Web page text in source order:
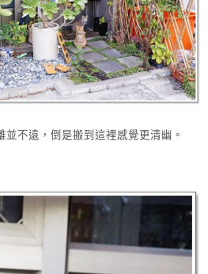
不遠，倒是搬到這裡感覺更清幽。